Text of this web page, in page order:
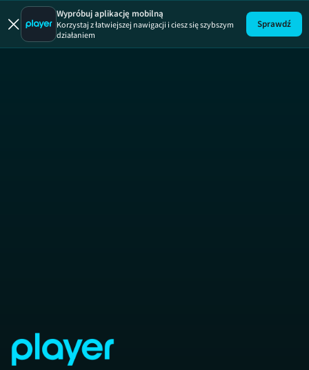
Uwaga!
Wypróbuj aplikację mobilną
Korzystaj z łatwiejszej nawigacji i ciesz się szybszym
działaniem
Sprawdź